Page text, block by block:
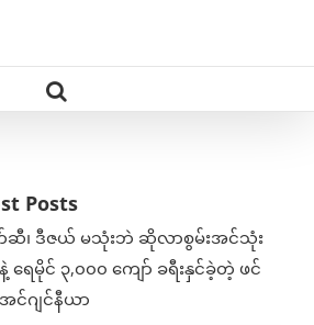
Posts
ဆီ၊ ဒီဇယ် မသုံးဘဲ ဆိုလာစွမ်းအင်သုံး
ရေမိုင် ၃,၀၀၀ ကျော် ခရီးနှင်ခဲ့တဲ့ ဖင်
င်ဂျင်နီယာ